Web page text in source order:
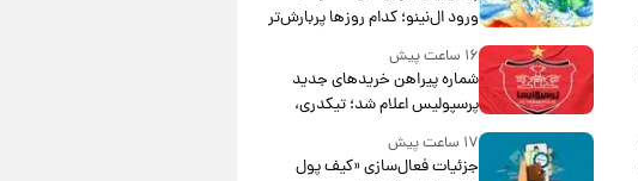
ورود ال‌نینو؛ کدام روزها پربارش‌تر
خواهند بود؟
۱۶ ساعت پیش
شماره پیراهن خریدهای جدید
پرسپولیس اعلام شد؛ تیکدری،
محبی و سرگیف با اعداد ویژه
۱۷ ساعت پیش
جزئیات فعال‌سازی «کیف پول